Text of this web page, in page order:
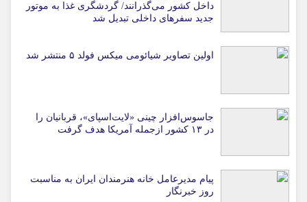
داخل کشور می‌گذرانند/ گردشگری غذا به موتور
جدید سفرهای داخلی تبدیل شد
اولین تصاویر شیائومی میکس فولد ۵ منتشر شد
جاسوس‌افزار چینی «لایت‌اسپای»، قربانیان را
در ۱۳ کشور ازجمله آمریکا هدف گرفت
پیام مدیرعامل خانه هنرمندان ایران به مناسبت
روز خبرنگار